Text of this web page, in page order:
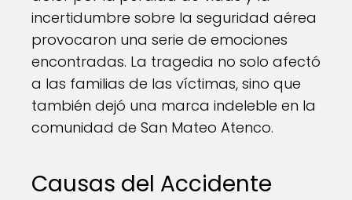
incertidumbre sobre la seguridad aérea
provocaron una serie de emociones
encontradas. La tragedia no solo afectó
a las familias de las víctimas, sino que
también dejó una marca indeleble en la
comunidad de San Mateo Atenco.
Causas del Accidente